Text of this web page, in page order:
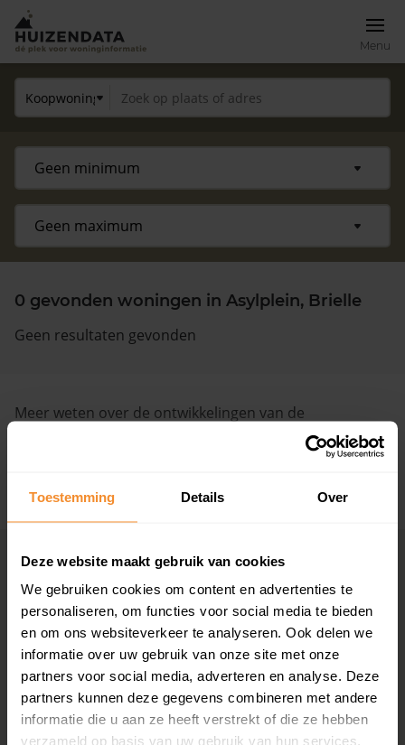
Toestemming Details Over
Deze website maakt gebruik van cookies
We gebruiken cookies om content en advertenties te
personaliseren, om functies voor social media te bieden
en om ons websiteverkeer te analyseren. Ook delen we
informatie over uw gebruik van onze site met onze
partners voor social media, adverteren en analyse. Deze
partners kunnen deze gegevens combineren met andere
informatie die u aan ze heeft verstrekt of die ze hebben
verzameld op basis van uw gebruik van hun services.
Menu
Maandag t/m vrijdag - 08:00 -18:00
0 gevonden woningen in Asylplein, Brielle
Geen resultaten gevonden
Meer weten over de ontwikkelingen van de
huizenprijzen, woningwaarde en andere cijfers in deze
Asylplein.
+ Lees de volledige omschrijving
Woningmarkten
per provincie
Drenthe
Flevoland
Friesland
Gelderland
Groningen
Limburg
Grootste
woningmarkten
Amsterdam
Den Haag
Rotterdam
Utrecht
Groningen
Eindhoven